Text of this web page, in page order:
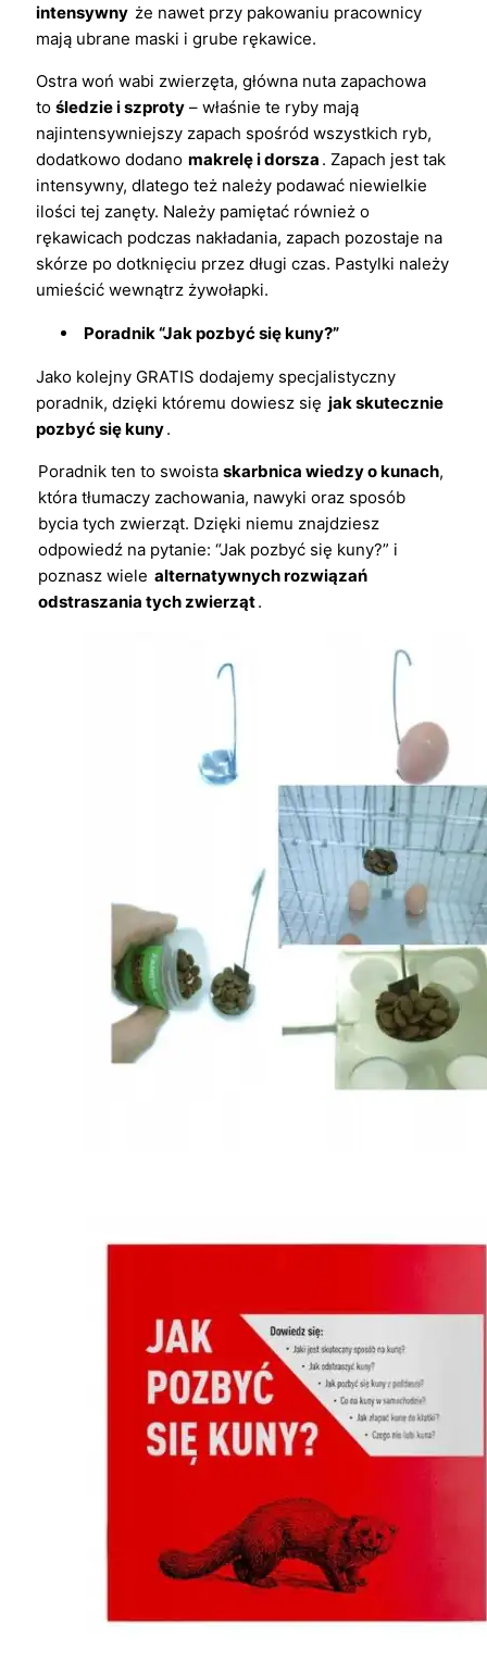
intensywny że nawet przy pakowaniu pracownicy
mają ubrane maski i grube rękawice.
Ostra woń wabi zwierzęta, główna nuta zapachowa
to śledzie i szproty – właśnie te ryby mają
najintensywniejszy zapach spośród wszystkich ryb,
dodatkowo dodano makrelę i dorsza . Zapach jest tak
intensywny, dlatego też należy podawać niewielkie
ilości tej zanęty. Należy pamiętać również o
rękawicach podczas nakładania, zapach pozostaje na
skórze po dotknięciu przez długi czas. Pastylki należy
umieścić wewnątrz żywołapki.
Poradnik “Jak pozbyć się kuny?”
Jako kolejny GRATIS dodajemy specjalistyczny
poradnik, dzięki któremu dowiesz się jak skutecznie
pozbyć się kuny.
Poradnik ten to swoista skarbnica wiedzy o kunach,
która tłumaczy zachowania, nawyki oraz sposób
bycia tych zwierząt. Dzięki niemu znajdziesz
odpowiedź na pytanie: “Jak pozbyć się kuny?” i
poznasz wiele alternatywnych rozwiązań
odstraszania tych zwierząt.